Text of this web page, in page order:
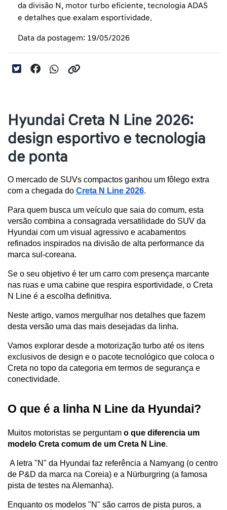
da divisão N, motor turbo eficiente, tecnologia ADAS
e detalhes que exalam esportividade.
Data da postagem: 19/05/2026
Hyundai Creta N Line 2026:
design esportivo e tecnologia
de ponta
O mercado de SUVs compactos ganhou um fôlego extra
com a chegada do Creta N Line 2026.
Para quem busca um veículo que saia do comum, esta
versão combina a consagrada versatilidade do SUV da
Hyundai com um visual agressivo e acabamentos
refinados inspirados na divisão de alta performance da
marca sul-coreana.
Se o seu objetivo é ter um carro com presença marcante
nas ruas e uma cabine que respira esportividade, o Creta
N Line é a escolha definitiva.
Neste artigo, vamos mergulhar nos detalhes que fazem
desta versão uma das mais desejadas da linha.
Vamos explorar desde a motorização turbo até os itens
exclusivos de design e o pacote tecnológico que coloca o
Creta no topo da categoria em termos de segurança e
conectividade.
O que é a linha N Line da Hyundai?
Muitos motoristas se perguntam o que diferencia um
modelo Creta comum de um Creta N Line.
A letra "N" da Hyundai faz referência a Namyang (o centro
de P&D da marca na Coreia) e a Nürburgring (a famosa
pista de testes na Alemanha).
Enquanto os modelos "N" são carros de pista puros, a